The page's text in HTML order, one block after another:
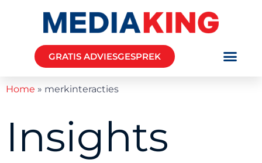
GRATIS ADVIESGESPREK
Home » merkinteracties
Insights